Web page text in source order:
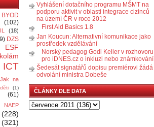
BYOD
(102)
(18)
DZS
ESF
ICT
Jak na
(1)
(61)
NAEP
(228)
(321)
Vyhlášení dotačního programu MŠMT na
podporu aktivit v oblasti integrace cizinců
na území ČR v roce 2012
First Aid Basics 1.8
Jan Koucun: Alternativní komunikace jako
prostředek vzdělávání
Norský pedagog Godi Keller v rozhovoru
pro iDNES.cz o inkluzi nebo známkování
Šedesát signatářů dopisu premiérovi žádá
odvolání ministra Dobeše
ČLÁNKY DLE DATA